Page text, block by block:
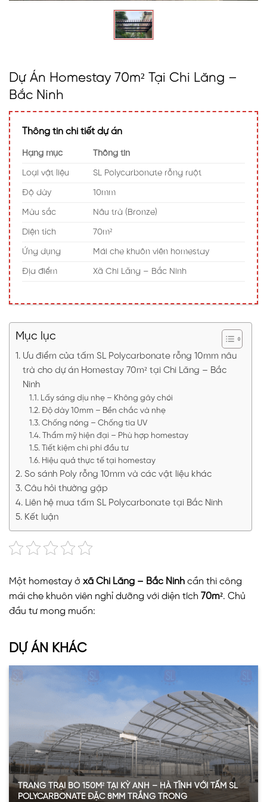
Dự Án Homestay 70m² Tại Chi Lăng –
Bắc Ninh
Thông tin chi tiết dự án
Hạng mục Thông tin
Loại vật liệu SL Polycarbonate rỗng ruột
Độ dày 10mm
Màu sắc Nâu trà (Bronze)
Diện tích 70m²
Ứng dụng Mái che khuôn viên homestay
Địa điểm Xã Chi Lăng – Bắc Ninh
Mục lục
Ưu điểm của tấm SL Polycarbonate rỗng 10mm nâu
trà cho dự án Homestay 70m² tại Chi Lăng – Bắc
Ninh
Lấy sáng dịu nhẹ – Không gây chói
Độ dày 10mm – Bền chắc và nhẹ
Chống nóng – Chống tia UV
Thẩm mỹ hiện đại – Phù hợp homestay
Tiết kiệm chi phí đầu tư
Hiệu quả thực tế tại homestay
So sánh Poly rỗng 10mm và các vật liệu khác
Câu hỏi thường gặp
Liên hệ mua tấm SL Polycarbonate tại Bắc Ninh
Kết luận
Một homestay ở xã Chi Lăng – Bắc Ninh cần thi công
mái che khuôn viên nghỉ dưỡng với diện tích 70m². Chủ
đầu tư mong muốn:
Không gian thoáng sáng, gần gũi thiên nhiên
Giữ tính thẩm mỹ hiện đại, sang trọng cho khách du
Giải pháp được lựa chọn chính làtấm SL Polycarbonate
rỗng ruột 10mm nâu tràdoVinaspc cung cấp.
Ưu điểm của tấm SL Polycarbonate rỗng
DỰ ÁN KHÁC
TRANG TRẠI BÒ 150M² TẠI KỲ ANH – HÀ TĨNH VỚI TẤM SL
POLYCARBONATE ĐẶC 8MM TRẮNG TRONG